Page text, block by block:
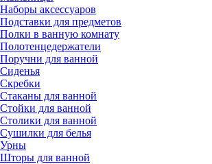
Наборы аксессуаров
Подставки для предметов
Полки в ванную комнату
Полотенцедержатели
Поручни для ванной
Сиденья
Скребки
Стаканы для ванной
Стойки для ванной
Столики для ванной
Сушилки для белья
Урны
Шторы для ванной